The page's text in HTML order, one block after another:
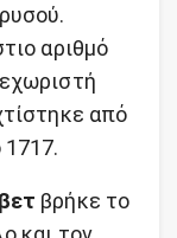
αριθμό
από
1717.
βρήκε το